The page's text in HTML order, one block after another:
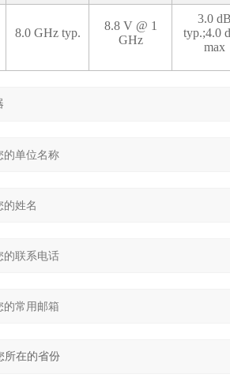
8.0 GHz typ.
8.8 V @ 1
GHz
3.0 dB
typ.;4.0
max